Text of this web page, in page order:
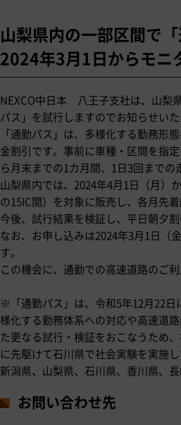
山梨県内の一部区間で
2024年3月1日からモニ
NEXCO中日本 八王子支社は、山梨
パス」を試行しますのでお知らせいた
「通勤パス」は、多様化する勤務形
金割引です。事前に車種・区間を指
ら月末までの1カ月間、1日3回まで
山梨県内では、2024年4月1日（月）
の15IC間）を対象に販売し、各月先
今後、試行結果を検証し、平日朝夕
なお、お申し込みは2024年3月1日（
す。
この機会に、通勤での高速道路のご利
※「通勤パス」は、令和5年12月22
様化する勤務体系への対応や高速道
た更なる試行・検証をおこなうため
に先駆けて石川県で社会実験を実施
新潟県、山梨県、石川県、香川県、
お問い合わせ先